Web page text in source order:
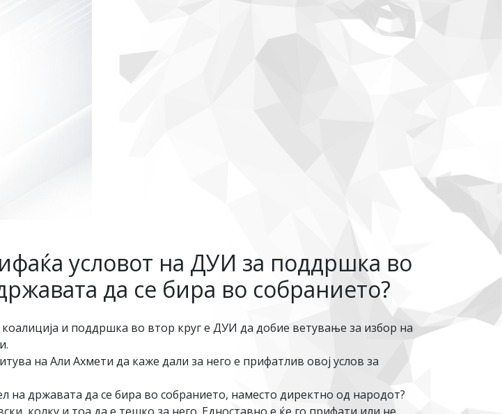
условот на ДУИ за поддршка во
да се бира во собранието?
и поддршка во втор круг е ДУИ да добие ветување за избор на
на Али Ахмети да каже дали за него е прифатлив овој услов за
на државата да се бира во собранието, наместо директно од народот?